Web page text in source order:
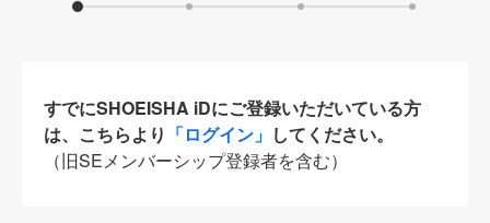
すでにSHOEISHA iDにご登録いただいている方
は、こちらより 「ログイン」 してください。
（旧SEメンバーシップ登録者を含む）